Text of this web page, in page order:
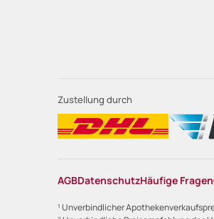
Zustellung durch
AGBDatenschutzHäufige Fragen
¹ Unverbindlicher